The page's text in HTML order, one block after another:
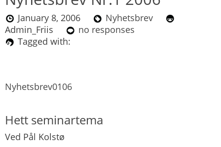
January 8, 2006
Nyhetsbrev
Admin_Friis
no responses
Tagged with:
Nyhetsbrev0106
Hett seminartema
Ved Pål Kolstø